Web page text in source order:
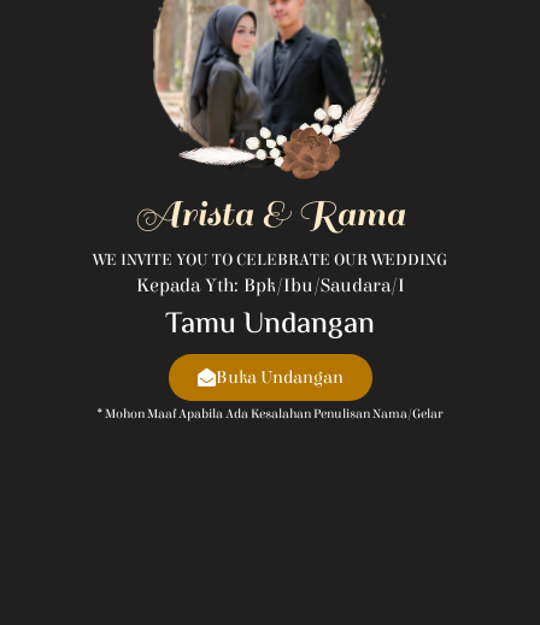
Arista & Rama
WE INVITE YOU TO CELEBRATE OUR WEDDING
Kepada Yth: Bpk/Ibu/Saudara/i
Tamu Undangan
Buka Undangan
* Mohon Maaf Apabila Ada Kesalahan Penulisan Nama/gelar